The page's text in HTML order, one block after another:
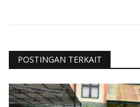
POSTINGAN TERKAIT